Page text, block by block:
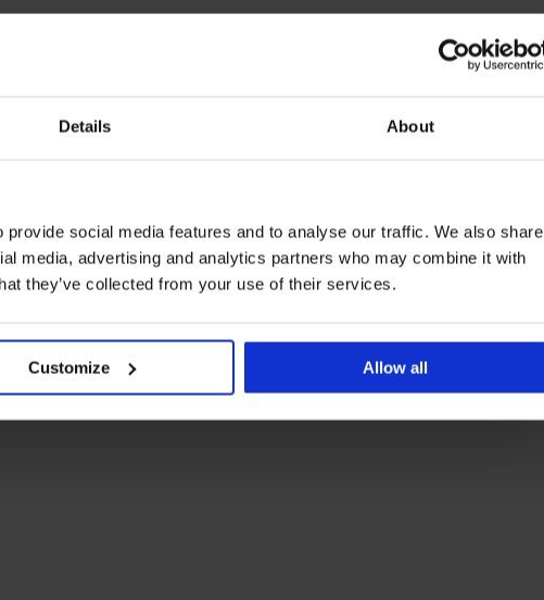
Details About
social media features and to analyse our traffic. We also share
media, advertising and analytics partners who may combine it with
they’ve collected from your use of their services.
Customize Allow all